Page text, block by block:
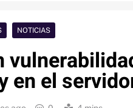
NOTICIAS
en el